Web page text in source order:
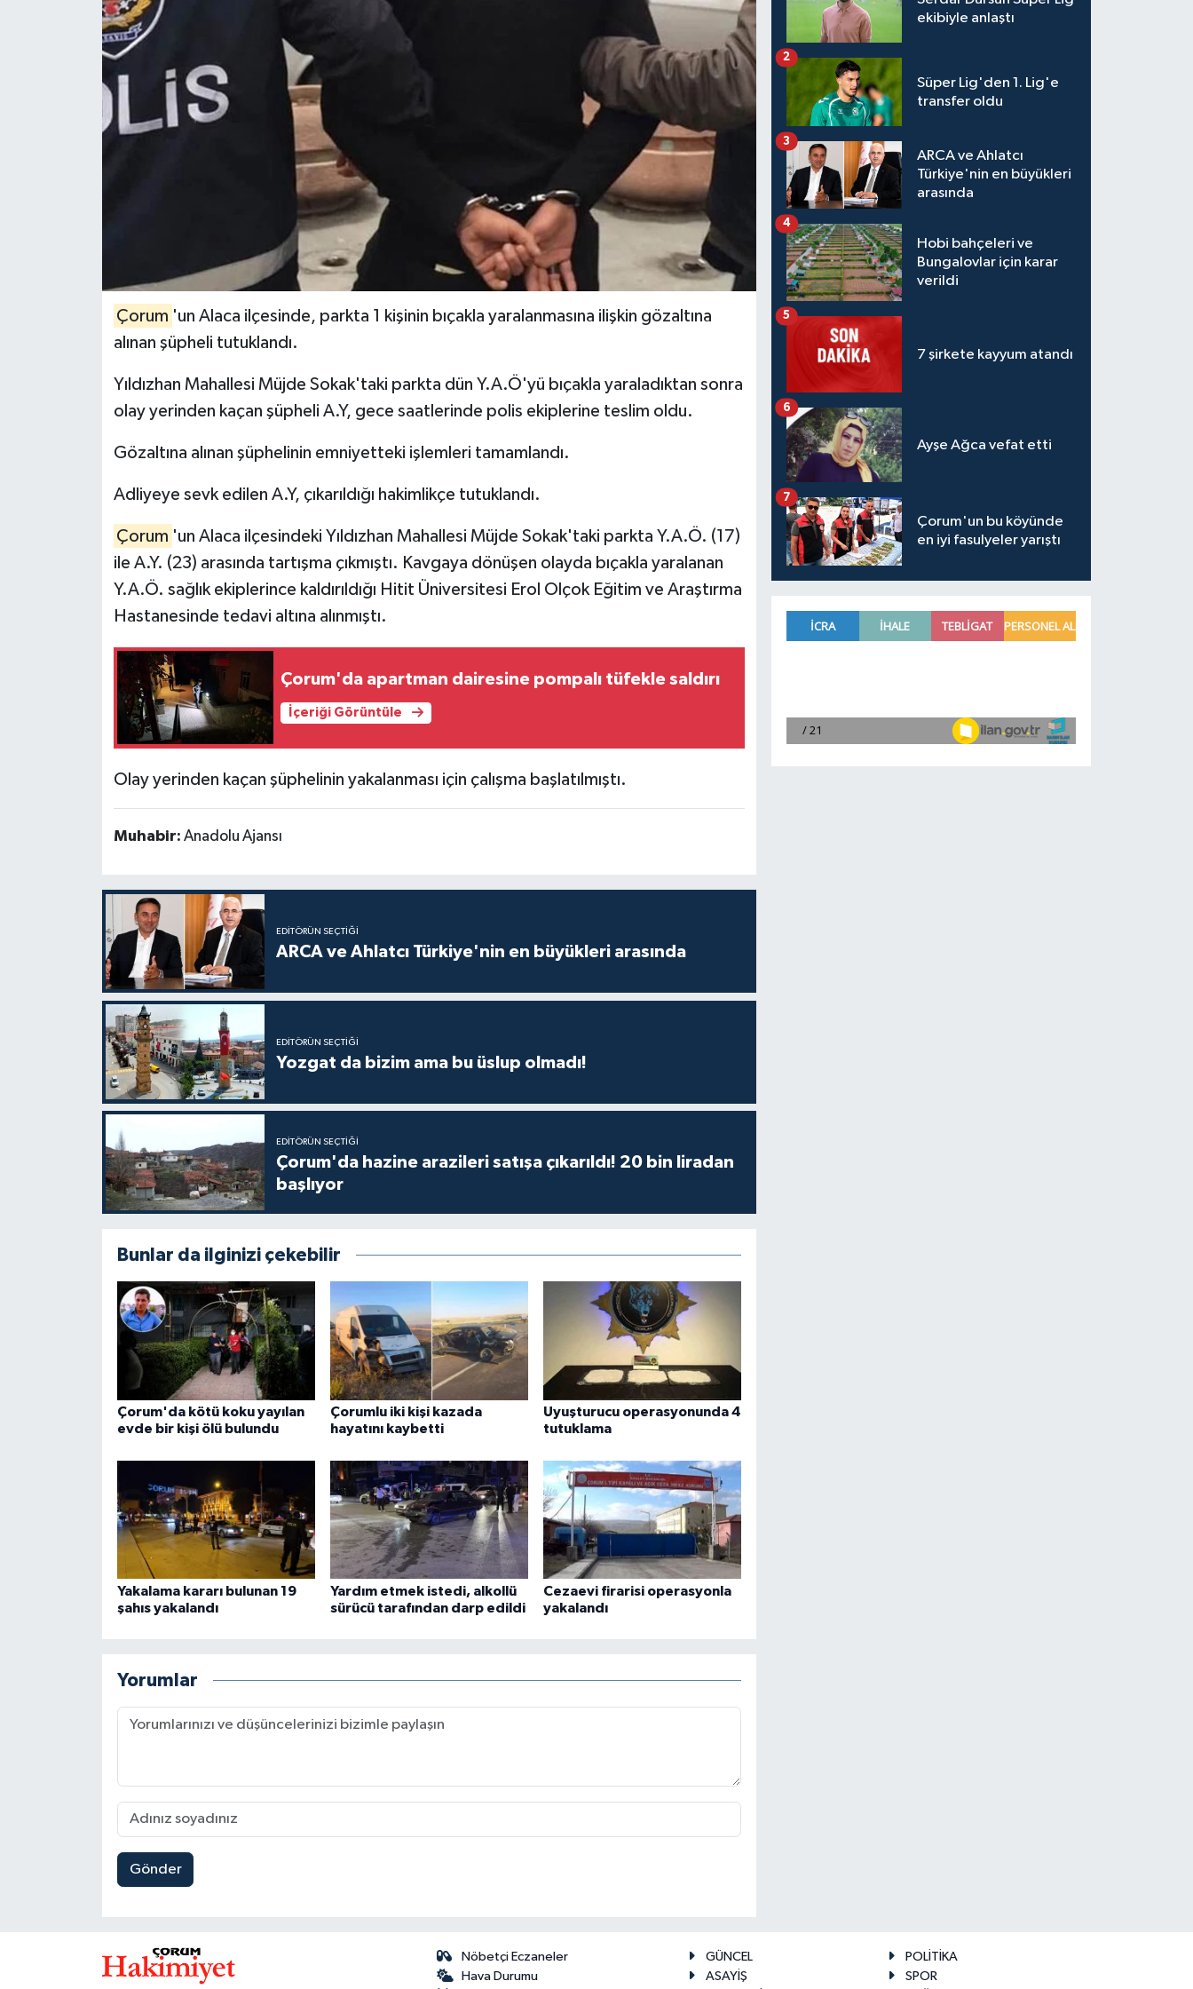
Çorum 'un Alaca ilçesinde, parkta 1 kişinin bıçakla yaralanmasına ilişkin gözaltına
alınan şüpheli tutuklandı.
Yıldızhan Mahallesi Müjde Sokak'taki parkta dün Y.A.Ö'yü bıçakla yaraladıktan sonra
olay yerinden kaçan şüpheli A.Y, gece saatlerinde polis ekiplerine teslim oldu.
Gözaltına alınan şüphelinin emniyetteki işlemleri tamamlandı.
Adliyeye sevk edilen A.Y, çıkarıldığı hakimlikçe tutuklandı.
Çorum 'un Alaca ilçesindeki Yıldızhan Mahallesi Müjde Sokak'taki parkta Y.A.Ö. (17)
ile A.Y. (23) arasında tartışma çıkmıştı. Kavgaya dönüşen olayda bıçakla yaralanan
Y.A.Ö. sağlık ekiplerince kaldırıldığı Hitit Üniversitesi Erol Olçok Eğitim ve Araştırma
Hastanesinde tedavi altına alınmıştı.
Çorum'da apartman dairesine pompalı tüfekle saldırı
İçeriği Görüntüle
Olay yerinden kaçan şüphelinin yakalanması için çalışma başlatılmıştı.
Muhabir: Anadolu Ajansı
EDITÖRÜN SEÇTIĞI
ARCA ve Ahlatcı Türkiye'nin en büyükleri arasında
EDITÖRÜN SEÇTIĞI
Yozgat da bizim ama bu üslup olmadı!
EDITÖRÜN SEÇTIĞI
Çorum'da hazine arazileri satışa çıkarıldı! 20 bin liradan
başlıyor
Bunlar da ilginizi çekebilir
Çorum'da kötü koku yayılan
evde bir kişi ölü bulundu
Çorumlu iki kişi kazada
hayatını kaybetti
Uyuşturucu operasyonunda 4
tutuklama
Yakalama kararı bulunan 19
şahıs yakalandı
Yardım etmek istedi, alkollü
sürücü tarafından darp edildi
Cezaevi firarisi operasyonla
yakalandı
Yorumlar
Gönder
ekibiyle anlaştı
Süper Lig'den 1. Lig'e
transfer oldu
2
ARCA ve Ahlatcı
Türkiye'nin en büyükleri
arasında
3
Hobi bahçeleri ve
Bungalovlar için karar
verildi
4
7 şirkete kayyum atandı
5
Ayşe Ağca vefat etti
6
Çorum'un bu köyünde
en iyi fasulyeler yarıştı
7
Nöbetçi Eczaneler
Hava Durumu
GÜNCEL
POLİTİKA
ASAYİŞ
SPOR
İLÇELER
OTOPARK
TEKNOLOJİ